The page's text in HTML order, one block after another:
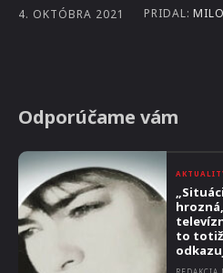
4. OKTÓBRA 2021 PRIDAL:
Odporúčame vám
to totiž